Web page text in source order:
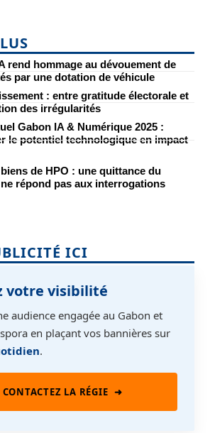
rend hommage au dévouement de
par une dotation de véhicule
: entre gratitude électorale et
des irrégularités
Gabon IA & Numérique 2025 :
le potentiel technologique en impact
de HPO : une quittance du
répond pas aux interrogations
ICI
votre visibilité
audience engagée au Gabon et
en plaçant vos bannières sur
.
CONTACTEZ LA RÉGIE ➜